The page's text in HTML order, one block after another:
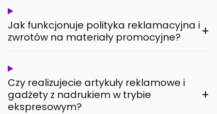
Jak funkcjonuje polityka reklamacyjna i
zwrotów na materiały promocyjne?
+
Czy realizujecie artykuły reklamowe i
gadżety z nadrukiem w trybie
ekspresowym?
+